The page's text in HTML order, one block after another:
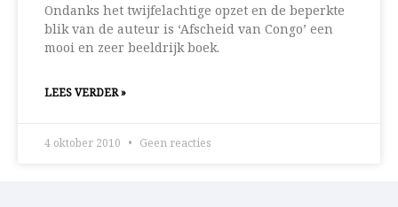
Ondanks het twijfelachtige opzet en de beperkte
blik van de auteur is ‘Afscheid van Congo’ een
mooi en zeer beeldrijk boek.
LEES VERDER »
4 oktober 2010 Geen reacties